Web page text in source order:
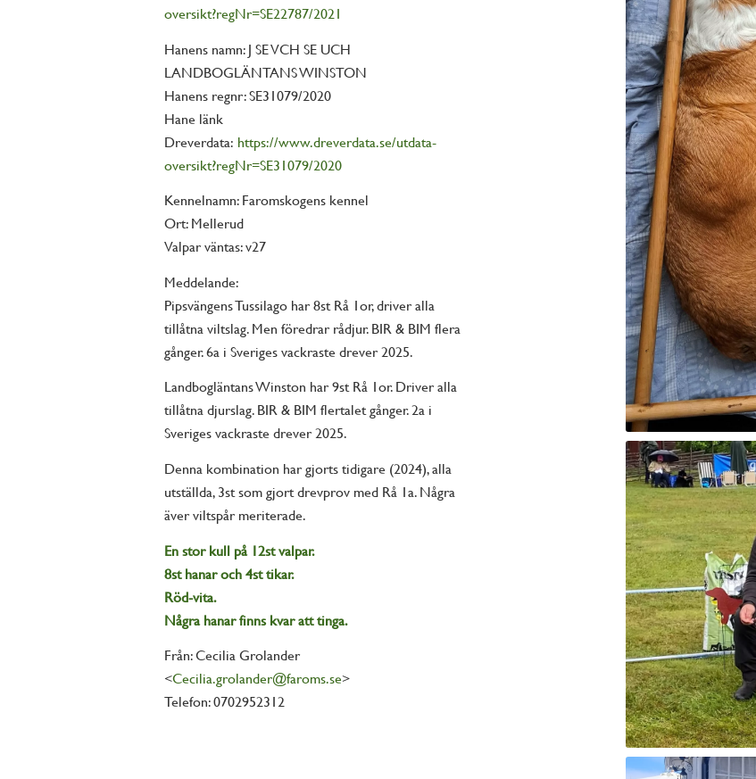
oversikt?regNr=SE22787/2021
Hanens namn: J SE VCH SE UCH
LANDBOGLÄNTANS WINSTON
Hanens regnr: SE31079/2020
Hane länk
Dreverdata: https://www.dreverdata.se/utdata-
oversikt?regNr=SE31079/2020
Kennelnamn: Faromskogens kennel
Ort: Mellerud
Valpar väntas: v27
Meddelande:
Pipsvängens Tussilago har 8st Rå 1or, driver alla
tillåtna viltslag. Men föredrar rådjur. BIR & BIM flera
gånger. 6a i Sveriges vackraste drever 2025.
Landbogläntans Winston har 9st Rå 1or. Driver alla
tillåtna djurslag. BIR & BIM flertalet gånger. 2a i
Sveriges vackraste drever 2025.
Denna kombination har gjorts tidigare (2024), alla
utställda, 3st som gjort drevprov med Rå 1a. Några
äver viltspår meriterade.
En stor kull på 12st valpar.
8st hanar och 4st tikar.
Röd-vita.
Några hanar finns kvar att tinga.
Från: Cecilia Grolander
<Cecilia.grolander@faroms.se>
Telefon: 0702952312